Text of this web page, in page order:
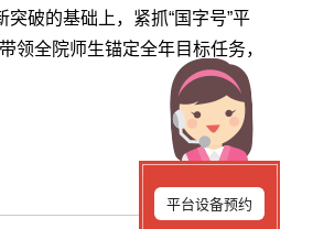
破的基础上，紧抓“国字号”平
领全院师生锚定全年目标任务，
平台设备预约